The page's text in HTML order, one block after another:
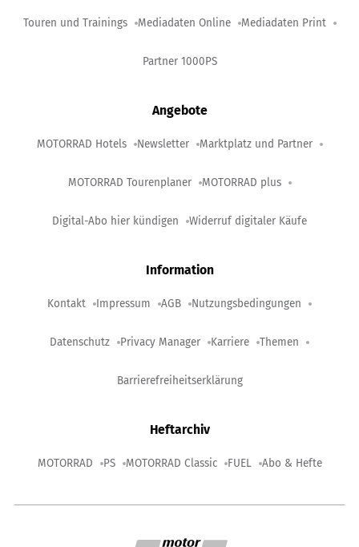
Touren und Trainings Mediadaten Online Mediadaten Print
Partner 1000PS
Angebote
MOTORRAD Hotels Newsletter Marktplatz und Partner
MOTORRAD Tourenplaner MOTORRAD plus
Digital-Abo hier kündigen Widerruf digitaler Käufe
Information
Kontakt Impressum AGB Nutzungsbedingungen
Datenschutz Privacy Manager Karriere Themen
Barrierefreiheitserklärung
Heftarchiv
MOTORRAD PS MOTORRAD Classic FUEL Abo & Hefte